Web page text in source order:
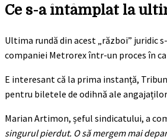
Ce s-a întâmplat la
Ultima rundă din acest „război” juridic
companiei Metrorex într-un proces în
E interesant că la prima instanță,
pentru biletele de odihnă ale
Marian Artimon, șeful sindicatului, a
singurul pierdut. O să mergem mai